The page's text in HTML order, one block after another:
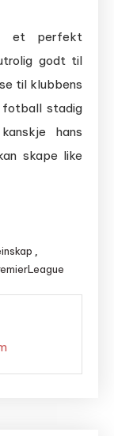
et perfekt
godt til
til klubbens
fotball stadig
hans
skape like
,